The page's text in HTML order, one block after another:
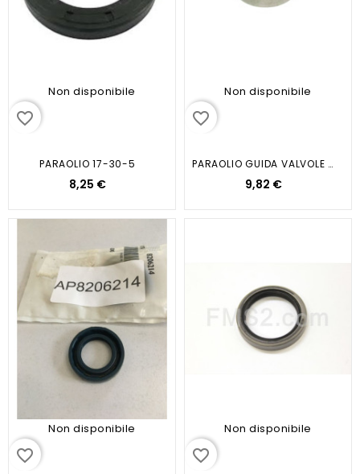
Non disponibile
favorite_border
PARAOLIO 17-30-5
8,25 €
Non disponibile
favorite_border
PARAOLIO GUIDA VALVOLE PEGASO...
9,82 €
Non disponibile
favorite_border
Non disponibile
favorite_border